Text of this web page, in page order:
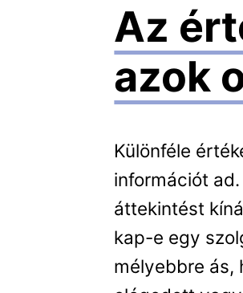
Az
azok
Különféle
információt
áttekintést
kap-e egy
mélyebbre ás,